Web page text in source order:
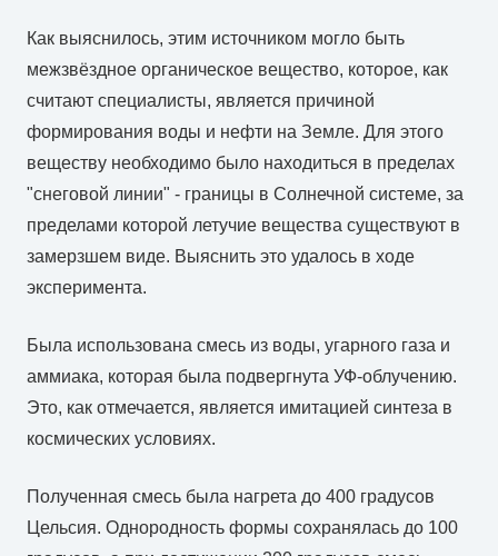
Как выяснилось, этим источником могло быть
межзвёздное органическое вещество, которое, как
считают специалисты, является причиной
формирования воды и нефти на Земле. Для этого
веществу необходимо было находиться в пределах
"снеговой линии" - границы в Солнечной системе, за
пределами которой летучие вещества существуют в
замерзшем виде. Выяснить это удалось в ходе
эксперимента.
Была использована смесь из воды, угарного газа и
аммиака, которая была подвергнута УФ-облучению.
Это, как отмечается, является имитацией синтеза в
космических условиях.
Полученная смесь была нагрета до 400 градусов
Цельсия. Однородность формы сохранялась до 100